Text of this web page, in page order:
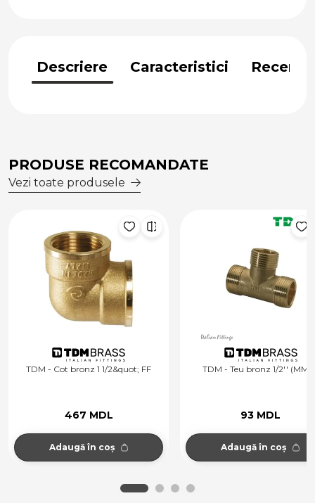
Descriere Caracteristici
PRODUSE RECOMANDATE
Vezi toate produsele
TDM - Cot bronz 1 1/2&quot; FF
467 MDL
Adaugă în coș
TDM - Teu bronz 1/2''
93 MDL
Adaugă în coș